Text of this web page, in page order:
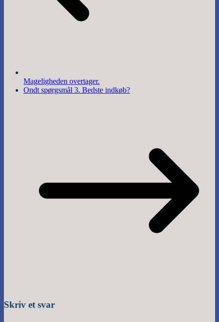
Mageligheden overtager.
Ondt spørgsmål 3. Bedste indkøb?
Skriv et svar